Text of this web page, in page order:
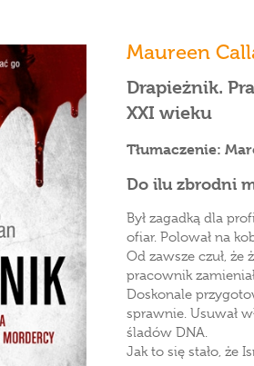
Maureen
Drapieżnik.
XXI wieku
Tłumaczenie:
Do ilu zbrodni
Był zagadką dla
ofiar. Polował na
Od zawsze czuł,
pracownik
Doskonale
sprawnie. Usuwał
śladów DNA.
Jak to się stało, że